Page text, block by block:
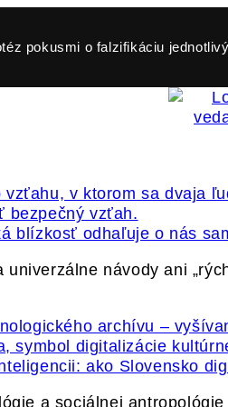
pokusmi o falzifikáciu
blízkosť odhaľuje o nás
univerzálne návody ani
ako Slovensko
a sociálnej